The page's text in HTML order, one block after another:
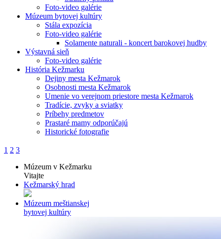
Foto-video galérie
Múzeum bytovej kultúry
Stála expozícia
Foto-video galérie
Solamente naturali - koncert barokovej hudby
Výstavná sieň
Foto-video galérie
História Kežmarku
Dejiny mesta Kežmarok
Osobnosti mesta Kežmarok
Umenie vo verejnom priestore mesta Kežmarok
Tradície, zvyky a sviatky
Príbehy predmetov
Prastaré mamy odporúčajú
Historické fotografie
1 2 3
Múzeum v Kežmarku
Vitajte
Kežmarský hrad
Múzeum meštianskej
bytovej kultúry